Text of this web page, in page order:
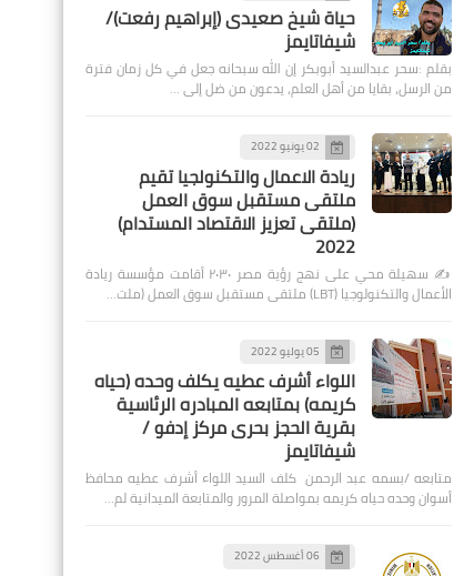
حياة شيخ صعيدى (إبراهيم رفعت)/
شيفاتايمز
بقلم :سحر عبدالسيد أبوبكر إن الله سبحانه جعل في كل زمان فترة
من الرسل، بقايا من أهل العلم، يدعون من ضل إلى …
02 يونيو 2022
ريادة الاعمال والتكنولجيا تقيم
ملتقى مستقبل سوق العمل
(ملتقى تعزيز الاقتصاد المستدام)
2022
✍️ سهيلة محي على نهج رؤية مصر ٢٠٣٠ أقامت مؤسسة ريادة
الأعمال والتكنولوجيا (LBT) ملتقى مستقبل سوق العمل (ملت…
05 يوليو 2022
اللواء أشرف عطيه يكلف وحده (حياه
كريمه) بمتابعه المبادره الرئاسية
بقرية الحجز بحرى مركز إدفو /
شيفاتايمز
متابعه /بسمه عبد الرحمن كلف السيد اللواء أشرف عطيه محافظ
أسوان وحده حياه كريمه بمواصلة المرور والمتابعة الميدانية لم…
06 أغسطس 2022